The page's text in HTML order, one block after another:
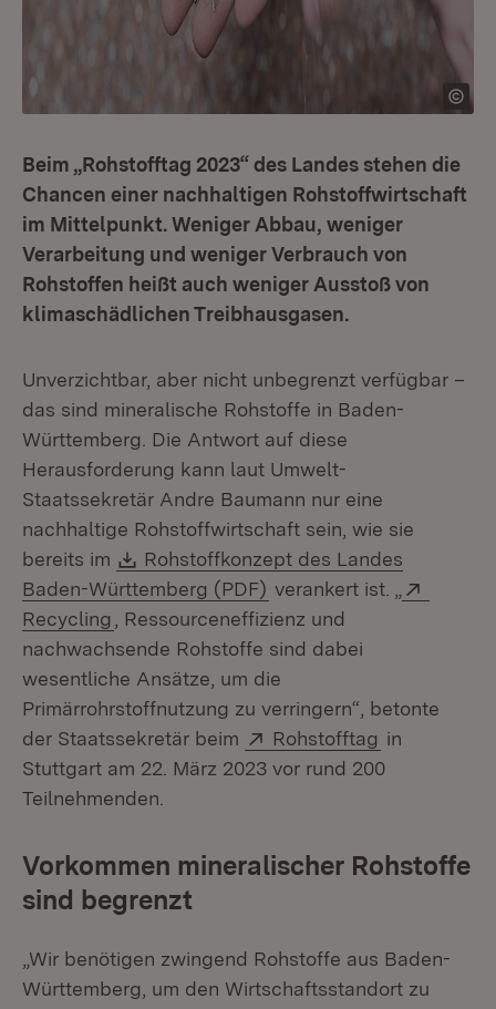
Beim „Rohstofftag 2023“ des Landes stehen die
Chancen einer nachhaltigen Rohstoffwirtschaft
im Mittelpunkt. Weniger Abbau, weniger
Verarbeitung und weniger Verbrauch von
Rohstoffen heißt auch weniger Ausstoß von
klimaschädlichen Treibhausgasen.
Unverzichtbar, aber nicht unbegrenzt verfügbar –
das sind mineralische Roh­stoffe in Baden-
Württemberg. Die Antwort auf diese
Herausforderung kann laut Umwelt-
Staatssekretär Andre Baumann nur eine
nachhaltige Rohstoffwirtschaft sein, wie sie
bereits im
Download:
Rohstoffkonzept des Landes
Baden-Württemberg (PDF) (Öffnet in neuem
verankert ist. „
Recycling (Öffnet in neuem Fenster)
, Ressourceneffizienz und
nachwachsende Rohstoffe sind dabei
wesentliche Ansätze, um die
Primärrohrstoffnutzung zu verringern“, betonte
der Staatssekretär beim
Extern:
Rohstofftag (Öffnet in
in
Stuttgart am 22. März 2023 vor rund 200
Teilnehmenden.
Vorkommen mineralischer Rohstoffe
sind begrenzt
„Wir benötigen zwingend Rohstoffe aus Baden-
Württemberg, um den Wirtschaftsstandort zu